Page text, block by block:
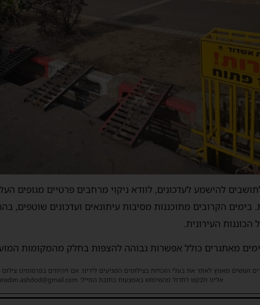
להישמע לעדכונים, לוודא ניקוי מרחבים פרטיים מגופים
בימים הקרובים מתוכננות מסיבות עיתונאים ועדכונים
העירונית.
מאתגרים כולל אפשרות גבוהה להצפות בחלק מהמקומות
ועושים מאמץ לאתר את בעלי הזכויות בצילומים המגיעים לידינו. אם זיהיתים בפרסומינו
אלינו ולבקש לחדול מהשימוש באמצעות כתובת המייל: haredim.ashdod@gmail.com